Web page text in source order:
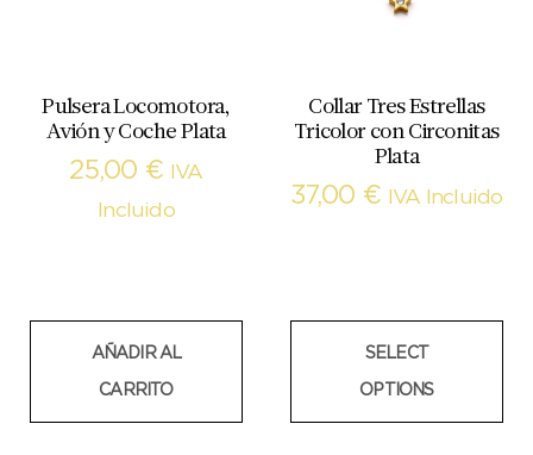
Pulsera Locomotora,
Avión y Coche Plata
25,00 €
IVA
Incluido
AÑADIR AL
CARRITO
Collar Tres Estrellas
Tricolor con Circonitas
Plata
37,00 € IVA Incluido
SELECT
OPTIONS